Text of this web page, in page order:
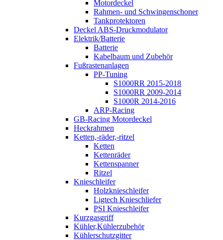
Motordeckel
Rahmen- und Schwingenschoner
Tankprotektoren
Deckel ABS-Druckmodulator
Elektrik/Batterie
Batterie
Kabelbaum und Zubehör
Fußrastenanlagen
PP-Tuning
S1000RR 2015-2018
S1000RR 2009-2014
S1000R 2014-2016
ARP-Racing
GB-Racing Motordeckel
Heckrahmen
Ketten,-räder,-ritzel
Ketten
Kettenräder
Kettenspanner
Ritzel
Knieschleifer
Holzknieschleifer
Ligtech Knieschliefer
PSI Knieschleifer
Kurzgasgriff
Kühler,Kühlerzubehör
Kühlerschutzgitter